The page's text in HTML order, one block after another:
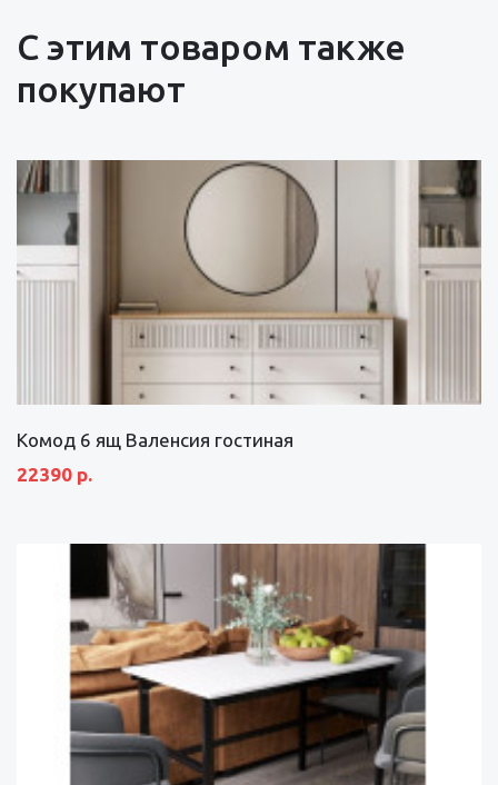
С этим товаром также
покупают
Комод 6 ящ Валенсия гостиная
22390 р.